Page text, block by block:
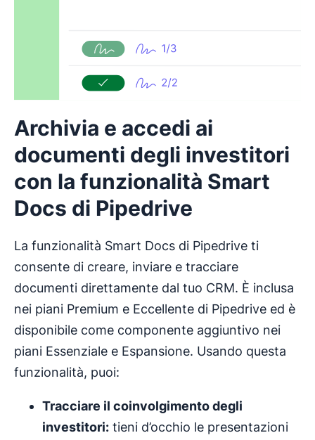
Archivia e accedi ai
documenti degli investitori
con la funzionalità Smart
Docs di Pipedrive
La funzionalità Smart Docs di Pipedrive ti
consente di creare, inviare e tracciare
documenti direttamente dal tuo CRM. È inclusa
nei piani Premium e Eccellente di Pipedrive ed è
disponibile come componente aggiuntivo nei
piani Essenziale e Espansione. Usando questa
funzionalità, puoi:
Tracciare il coinvolgimento degli
investitori: tieni d’occhio le presentazioni